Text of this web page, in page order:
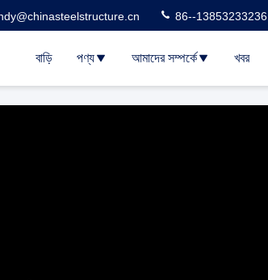
86--13853233236
বাড়ি পণ্য আমাদের সম্পর্কে খবর